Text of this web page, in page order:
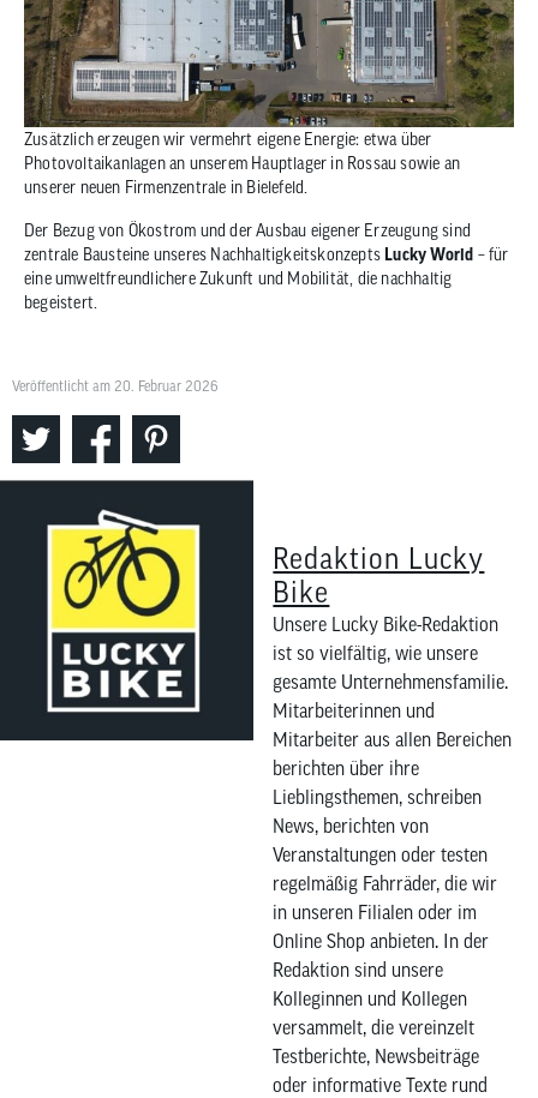
Zusätzlich erzeugen wir vermehrt eigene Energie: etwa über
Photovoltaikanlagen an unserem Hauptlager in Rossau sowie an
unserer neuen Firmenzentrale in Bielefeld.
Der Bezug von Ökostrom und der Ausbau eigener Erzeugung sind
zentrale Bausteine unseres Nachhaltigkeitskonzepts Lucky World – für
eine umweltfreundlichere Zukunft und Mobilität, die nachhaltig
begeistert.
Veröffentlicht am 20. Februar 2026
Redaktion Lucky
Bike
Unsere Lucky Bike-Redaktion
ist so vielfältig, wie unsere
gesamte Unternehmensfamilie.
Mitarbeiterinnen und
Mitarbeiter aus allen Bereichen
berichten über ihre
Lieblingsthemen, schreiben
News, berichten von
Veranstaltungen oder testen
regelmäßig Fahrräder, die wir
in unseren Filialen oder im
Online Shop anbieten. In der
Redaktion sind unsere
Kolleginnen und Kollegen
versammelt, die vereinzelt
Testberichte, Newsbeiträge
oder informative Texte rund